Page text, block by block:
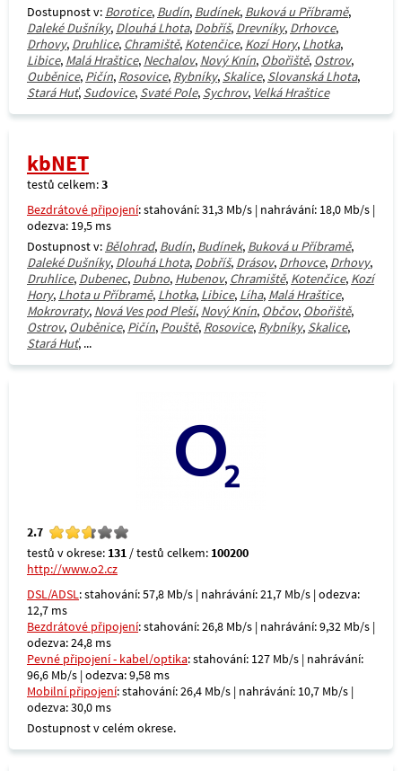
Dostupnost v: Borotice, Budín, Budínek, Buková u Příbramě,
Daleké Dušníky, Dlouhá Lhota, Dobříš, Drevníky, Drhovce,
Drhovy, Druhlice, Chramiště, Kotenčice, Kozí Hory, Lhotka,
Libice, Malá Hraštice, Nechalov, Nový Knín, Obořiště, Ostrov,
Ouběnice, Pičín, Rosovice, Rybníky, Skalice, Slovanská Lhota,
Stará Huť, Sudovice, Svaté Pole, Sychrov, Velká Hraštice
kbNET
testů celkem:3
Bezdrátové připojení: stahování: 31,3 Mb/s | nahrávání: 18,0 Mb/s |
odezva: 19,5 ms
Dostupnost v: Bělohrad, Budín, Budínek, Buková u Příbramě,
Daleké Dušníky, Dlouhá Lhota, Dobříš, Drásov, Drhovce, Drhovy,
Druhlice, Dubenec, Dubno, Hubenov, Chramiště, Kotenčice, Kozí
Hory, Lhota u Příbramě, Lhotka, Libice, Líha, Malá Hraštice,
Mokrovraty, Nová Ves pod Pleší, Nový Knín, Občov, Obořiště,
Ostrov, Ouběnice, Pičín, Pouště, Rosovice, Rybníky, Skalice,
Stará Huť, ...
2.7
testů v okrese: 131 / testů celkem: 100200
http://www.o2.cz
DSL/ADSL: stahování: 57,8 Mb/s | nahrávání: 21,7 Mb/s | odezva:
12,7 ms
Bezdrátové připojení: stahování: 26,8 Mb/s | nahrávání: 9,32 Mb/s |
odezva: 24,8 ms
Pevné připojení - kabel/optika: stahování: 127 Mb/s | nahrávání:
96,6 Mb/s | odezva: 9,58 ms
Mobilní připojení: stahování: 26,4 Mb/s | nahrávání: 10,7 Mb/s |
odezva: 30,0 ms
Dostupnost v celém okrese.